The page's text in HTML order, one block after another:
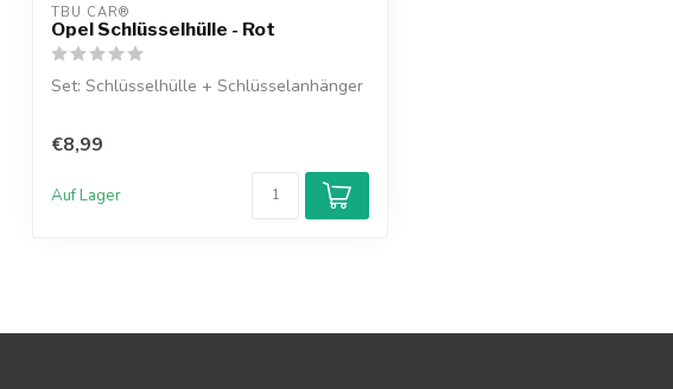
TBU CAR®
Opel Schlüsselhülle - Rot
Set: Schlüsselhülle + Schlüsselanhänger
€8,99
Auf Lager